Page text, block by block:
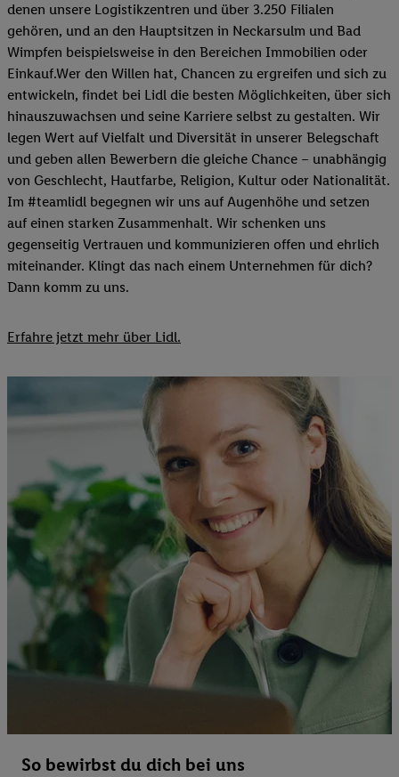
denen unsere Logistikzentren und über 3.250 Filialen
gehören, und an den Hauptsitzen in Neckarsulm und Bad
Wimpfen beispielsweise in den Bereichen Immobilien oder
Einkauf.Wer den Willen hat, Chancen zu ergreifen und sich zu
entwickeln, findet bei Lidl die besten Möglichkeiten, über sich
hinauszuwachsen und seine Karriere selbst zu gestalten. Wir
legen Wert auf Vielfalt und Diversität in unserer Belegschaft
und geben allen Bewerbern die gleiche Chance – unabhängig
von Geschlecht, Hautfarbe, Religion, Kultur oder Nationalität.
Im #teamlidl begegnen wir uns auf Augenhöhe und setzen
auf einen starken Zusammenhalt. Wir schenken uns
gegenseitig Vertrauen und kommunizieren offen und ehrlich
miteinander. Klingt das nach einem Unternehmen für dich?
Dann komm zu uns.​
Erfahre jetzt mehr über Lidl.
So bewirbst du dich bei uns